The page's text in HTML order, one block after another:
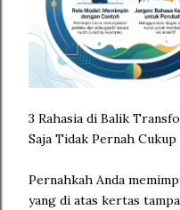
3 Rahasia di Balik
Saja Tidak Pernah Cukup
Pernahkah Anda
yang di atas kertas